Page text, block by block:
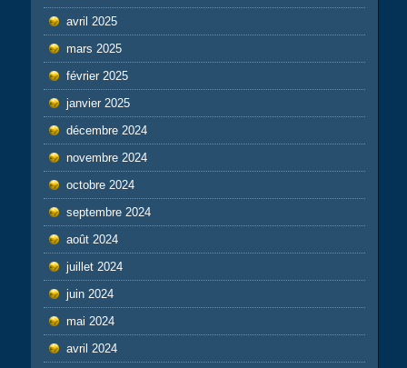
avril 2025
mars 2025
février 2025
janvier 2025
décembre 2024
novembre 2024
octobre 2024
septembre 2024
août 2024
juillet 2024
juin 2024
mai 2024
avril 2024